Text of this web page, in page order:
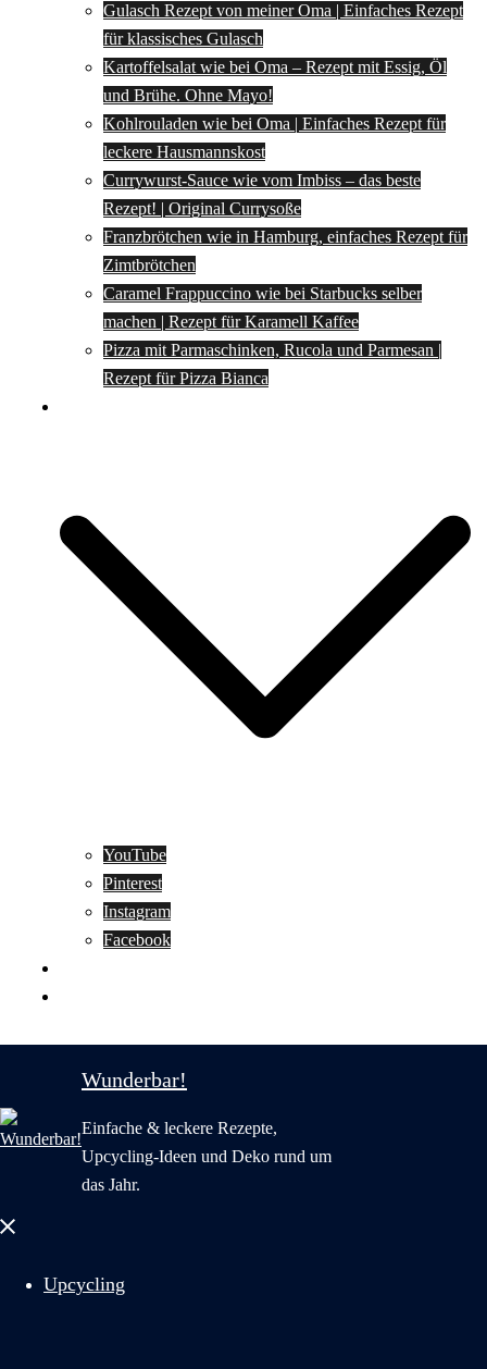
Gulasch Rezept von meiner Oma | Einfaches Rezept
für klassisches Gulasch
Kartoffelsalat wie bei Oma – Rezept mit Essig, Öl
und Brühe. Ohne Mayo!
Kohlrouladen wie bei Oma | Einfaches Rezept für
leckere Hausmannskost
Currywurst-Sauce wie vom Imbiss – das beste
Rezept! | Original Currysoße
Franzbrötchen wie in Hamburg, einfaches Rezept für
Zimtbrötchen
Caramel Frappuccino wie bei Starbucks selber
machen | Rezept für Karamell Kaffee
Pizza mit Parmaschinken, Rucola und Parmesan |
Rezept für Pizza Bianca
YouTube
Pinterest
Instagram
Facebook
Wunderbar!
Einfache & leckere Rezepte,
Upcycling-Ideen und Deko rund um
das Jahr.
Menü
Upcycling